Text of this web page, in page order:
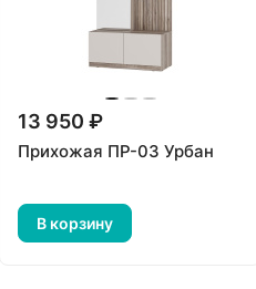
13 950 ₽
Прихожая ПР-03 Урбан
В корзину